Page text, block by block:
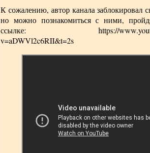
К сожалению, автор канала заблокировал
но можно познакомиться с ними,
ссылке: https://
v=aDWVl2c6RII&t=2s